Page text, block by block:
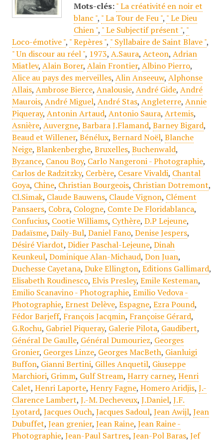
Mots-clés: " La créativité en noir et
blanc ", " La Tour de Feu ", " Le Dieu
Chien ", " Le Subjectif présent ", "
Loco-émotive ", " Repères ", " Syllabaire de Saint Blave ",
" Un discour au réel ", 1973, A.Saura, Acteon, Adrian
Miatlev, Alain Borer, Alain Frontier, Albino Pierro,
Alice au pays des merveilles, Alin Anseeuw, Alphonse
Allais, Ambrose Bierce, Analousie, André Gide, André
Maurois, André Miguel, André Stas, Angleterre, Annie
Piqueray, Antonin Artaud, Antonio Saura, Artemis,
Asnière, Auvergne, Barbara J.Flamand, Barney Bigard,
Beaud et Willener, Bénélux, Bernard Noël, Blanche
Neige, Blankenberghe, Bruxelles, Buchenwald,
Byzance, Canou Boy, Carlo Nangeroni - Photographie,
Carlos de Radzitzky, Cerbère, Cesare Vivaldi, Chantal
Goya, Chine, Christian Bourgeois, Christian Dotremont,
Cl.Simak, Claude Bauwens, Claude Vignon, Clément
Pansaers, Cobra, Cologne, Comte De Floridablanca,
Confucius, Cootie Williams, Cythère, D.P Lejeune,
Dadaïsme, Daily-Bul, Daniel Fano, Denise Jespers,
Désiré Viardot, Didier Paschal-Lejeune, Dinah
Keunkeul, Dominique Alan-Michaud, Don Juan,
Duchesse Cayetana, Duke Ellington, Editions Gallimard,
Elisabeth Roudinesco, Elvis Presley, Emile Kesteman,
Emilio Scanavino - Photographie, Emilio Vedova -
Photographie, Ernest Delève, Espagne, Ezra Pound,
Fédor Barjeff, François Jacqmin, Françoise Gérard,
G.Rochu, Gabriel Piqueray, Galerie Pilota, Gaudibert,
Général De Gaulle, Général Dumouriez, Georges
Gronier, Georges Linze, Georges MacBeth, Gianluigi
Buffon, Gianni Bertini, Gilles Anquetil, Giuseppe
Marchiori, Grimm, Gulf Stream, Harry carney, Henri
Calet, Henri Laporte, Henry Fagne, Homero Aridjis, J.-
Clarence Lambert, J.-M. Decheveux, J.Daniel, J.F.
Lyotard, Jacques Ouch, Jacques Sadoul, Jean Awijl, Jean
Dubuffet, Jean grenier, Jean Raine, Jean Raine -
Photographie, Jean-Paul Sartres, Jean-Pol Baras, Jef